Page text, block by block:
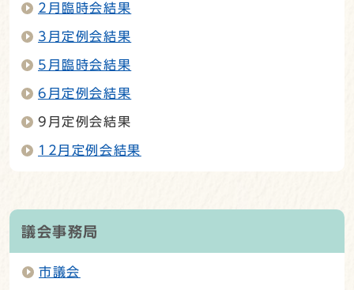
2月臨時会結果
3月定例会結果
5月臨時会結果
6月定例会結果
9月定例会結果
12月定例会結果
議会事務局
市議会